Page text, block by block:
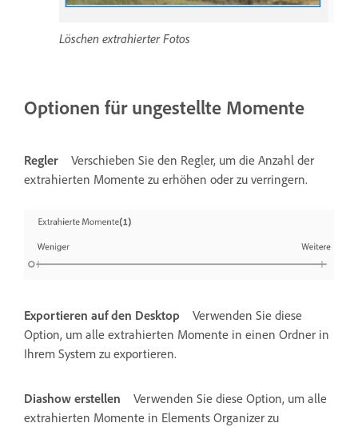
Löschen extrahierter Fotos
Optionen für ungestellte Momente
Regler
Verschieben Sie den Regler, um die Anzahl der
extrahierten Momente zu erhöhen oder zu verringern.
Exportieren auf den Desktop
Verwenden Sie diese
Option, um alle extrahierten Momente in einen Ordner in
Ihrem System zu exportieren.
Diashow erstellen
Verwenden Sie diese Option, um alle
extrahierten Momente in Elements Organizer zu